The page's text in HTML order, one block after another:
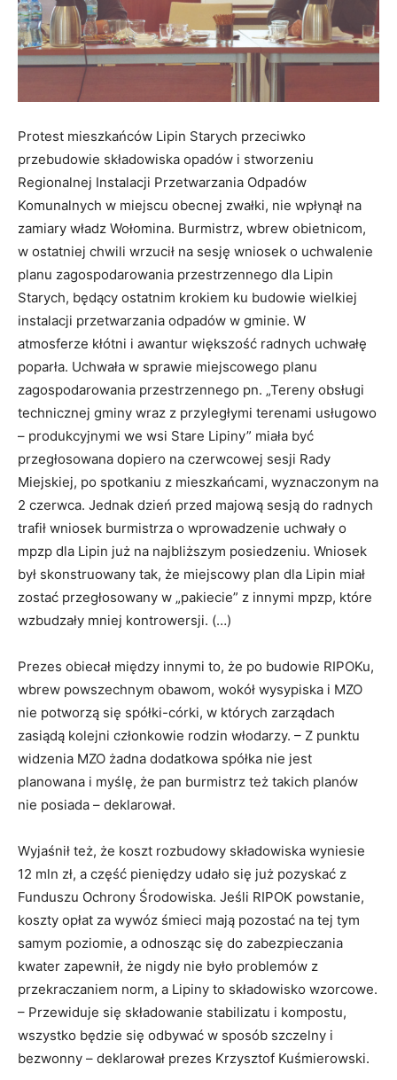
Protest mieszkańców Lipin Starych przeciwko
przebudowie składowiska opadów i stworzeniu
Regionalnej Instalacji Przetwarzania Odpadów
Komunalnych w miejscu obecnej zwałki, nie wpłynął na
zamiary władz Wołomina. Burmistrz, wbrew obietnicom,
w ostatniej chwili wrzucił na sesję wniosek o uchwalenie
planu zagospodarowania przestrzennego dla Lipin
Starych, będący ostatnim krokiem ku budowie wielkiej
instalacji przetwarzania odpadów w gminie. W
atmosferze kłótni i awantur większość radnych uchwałę
poparła. Uchwała w sprawie miejscowego planu
zagospodarowania przestrzennego pn. „Tereny obsługi
technicznej gminy wraz z przyległymi terenami usługowo
– produkcyjnymi we wsi Stare Lipiny” miała być
przegłosowana dopiero na czerwcowej sesji Rady
Miejskiej, po spotkaniu z mieszkańcami, wyznaczonym na
2 czerwca. Jednak dzień przed majową sesją do radnych
trafił wniosek burmistrza o wprowadzenie uchwały o
mpzp dla Lipin już na najbliższym posiedzeniu. Wniosek
był skonstruowany tak, że miejscowy plan dla Lipin miał
zostać przegłosowany w „pakiecie” z innymi mpzp, które
wzbudzały mniej kontrowersji. (…)
Prezes obiecał między innymi to, że po budowie RIPOKu,
wbrew powszechnym obawom, wokół wysypiska i MZO
nie potworzą się spółki-córki, w których zarządach
zasiądą kolejni członkowie rodzin włodarzy. – Z punktu
widzenia MZO żadna dodatkowa spółka nie jest
planowana i myślę, że pan burmistrz też takich planów
nie posiada – deklarował.
Wyjaśnił też, że koszt rozbudowy składowiska wyniesie
12 mln zł, a część pieniędzy udało się już pozyskać z
Funduszu Ochrony Środowiska. Jeśli RIPOK powstanie,
koszty opłat za wywóz śmieci mają pozostać na tej tym
samym poziomie, a odnosząc się do zabezpieczania
kwater zapewnił, że nigdy nie było problemów z
przekraczaniem norm, a Lipiny to składowisko wzorcowe.
– Przewiduje się składowanie stabilizatu i kompostu,
wszystko będzie się odbywać w sposób szczelny i
bezwonny – deklarował prezes Krzysztof Kuśmierowski.